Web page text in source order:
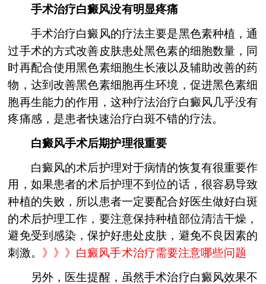
手术治疗白癜风没有明显疼痛
手术治疗白癜风的疗法主要是黑色素种植，通
过手术的方式改善皮肤患处黑色素的细胞数量，同
时再配合使用黑色素细胞生长液以及辅助改善的药
物，达到改善黑色素细胞再生环境，促进黑色素细
胞再生能力的作用，这种疗法治疗白癜风几乎没有
疼痛感，是患者快速治疗白斑不错的疗法。
白癜风手术后期护理很重要
白癜风的术后护理对于病情的恢复有很重要作
用，如果患者的术后护理不到位的话，很容易导致
种植的失败，所以患者一定要配合好医生做好白斑
的术后护理工作，要注意保持种植部位清洁干燥，
避免受到感染，保护好患处皮肤，避免不良因素的
刺激。 》》》 白癜风手术治疗需要注意哪些问题
另外，医生提醒，虽然手术治疗白癜风效果不